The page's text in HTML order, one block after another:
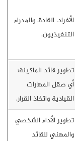
الأفراد، القادة، والمدراء
التنفيذيون.
تطوير قائد الماكينة؛
أي صقل المهارات
القيادية واتخاذ القرار.
تطوير الأداء الشخصي
والمهني للقائد